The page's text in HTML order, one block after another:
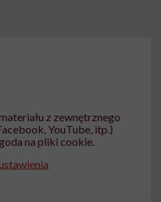
z zewnętrznego
YouTube, itp.)
na pliki cookie.